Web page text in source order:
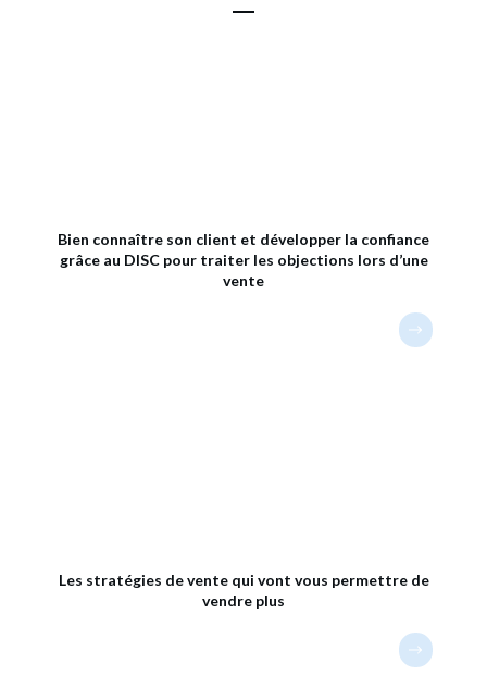
Bien connaître son client et développer la confiance
grâce au DISC pour traiter les objections lors d’une
vente
Les stratégies de vente qui vont vous permettre de
vendre plus